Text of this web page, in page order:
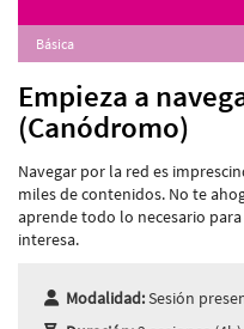
Básica
Empieza a
(Canódromo)
Navegar por la red es
miles de contenidos. No te
aprende todo lo necesario
interesa.
Modalidad:Sesión